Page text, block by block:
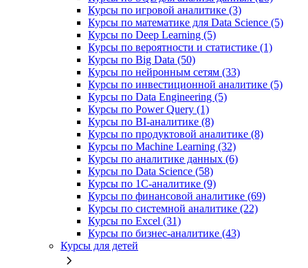
Курсы по игровой аналитике (3)
Курсы по математике для Data Science (5)
Курсы по Deep Learning (5)
Курсы по вероятности и статистике (1)
Курсы по Big Data (50)
Курсы по нейронным сетям (33)
Курсы по инвестиционной аналитике (5)
Курсы по Data Engineering (5)
Курсы по Power Query (1)
Курсы по BI‑аналитике (8)
Курсы по продуктовой аналитике (8)
Курсы по Machine Learning (32)
Курсы по аналитике данных (6)
Курсы по Data Science (58)
Курсы по 1С‑аналитике (9)
Курсы по финансовой аналитике (69)
Курсы по системной аналитике (22)
Курсы по Excel (31)
Курсы по бизнес‑аналитике (43)
Курсы для детей